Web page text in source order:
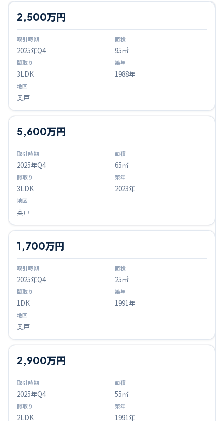
2025年Q4
2,500万円
95㎡
3LDK 1988年
奥戸
2025年Q4
5,600万円
65㎡
3LDK 2023年
奥戸
2025年Q4
1,700万円
25㎡
1DK 1991年
奥戸
2025年Q4
2,900万円
55㎡
2LDK 1991年